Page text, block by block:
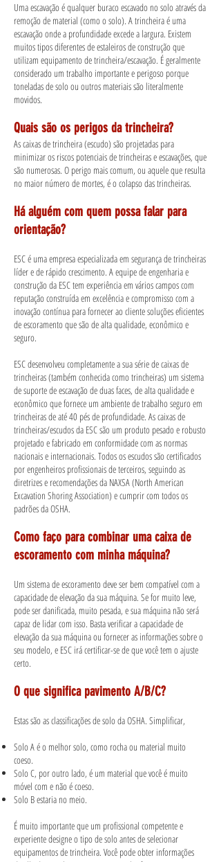
Uma escavação é qualquer buraco escavado no solo através da
remoção de material (como o solo). A trincheira é uma
escavação onde a profundidade excede a largura. Existem
muitos tipos diferentes de estaleiros de construção que
utilizam equipamento de trincheira/escavação. É geralmente
considerado um trabalho importante e perigoso porque
toneladas de solo ou outros materiais são literalmente
movidos.
Quais são os perigos da trincheira?
As caixas de trincheira (escudo) são projetadas para
minimizar os riscos potenciais de trincheiras e escavações, que
são numerosas. O perigo mais comum, ou aquele que resulta
no maior número de mortes, é o colapso das trincheiras.
Há alguém com quem possa falar para
orientação?
ESC é uma empresa especializada em segurança de trincheiras
líder e de rápido crescimento. A equipe de engenharia e
construção da ESC tem experiência em vários campos com
reputação construída em excelência e compromisso com a
inovação contínua para fornecer ao cliente soluções eficientes
de escoramento que são de alta qualidade, econômico e
seguro.
ESC desenvolveu completamente a sua série de caixas de
trincheiras (também conhecida como trincheiras) um sistema
de suporte de escavação de duas faces, de alta qualidade e
econômico que fornece um ambiente de trabalho seguro em
trincheiras de até 40 pés de profundidade. As caixas de
trincheiras/escudos da ESC são um produto pesado e robusto
projetado e fabricado em conformidade com as normas
nacionais e internacionais. Todos os escudos são certificados
por engenheiros profissionais de terceiros, seguindo as
diretrizes e recomendações da NAXSA (North American
Excavation Shoring Association) e cumprir com todos os
padrões da OSHA.
Como faço para combinar uma caixa de
escoramento com minha máquina?
Um sistema de escoramento deve ser bem compatível com a
capacidade de elevação da sua máquina. Se for muito leve,
pode ser danificada, muito pesada, e sua máquina não será
capaz de lidar com isso. Basta verificar a capacidade de
elevação da sua máquina ou fornecer as informações sobre o
seu modelo, e ESC irá certificar-se de que você tem o ajuste
certo.
O que significa pavimento A/B/C?
Estas são as classificações de solo da OSHA. Simplificar,
Solo A é o melhor solo, como rocha ou material muito
coeso.
Solo C, por outro lado, é um material que você é muito
móvel com e não é coeso.
Solo B estaria no meio.
É muito importante que um profissional competente e
experiente designe o tipo de solo antes de selecionar
equipamentos de trincheira. Você pode obter informações